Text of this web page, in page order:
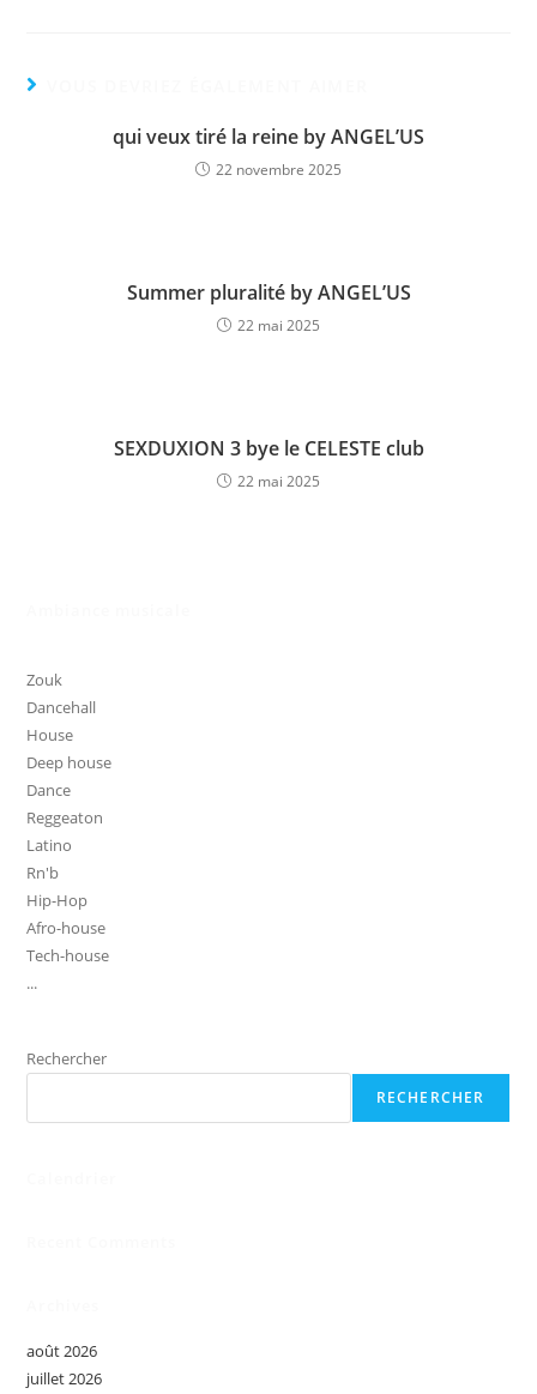
qui veux tiré la reine by ANGEL’US
22 novembre 2025
Summer pluralité by ANGEL’US
22 mai 2025
SEXDUXION 3 bye le CELESTE club
22 mai 2025
Zouk
Dancehall
House
Deep house
Dance
Reggeaton
Latino
Rn'b
Hip-Hop
Afro-house
Tech-house
...
Rechercher
RECHERCHER
août 2026
juillet 2026